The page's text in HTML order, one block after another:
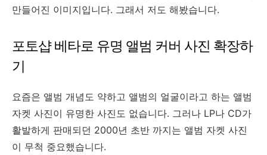
만들어진 이미지입니다. 그래서 저도 해봤습니다.
포토샵 베타로 유명 앨범 커버 사진 확장하
기
요즘은 앨범 개념도 약하고 앨범의 얼굴이라고 하는 앨범
자켓 사진이 유명한 사진도 없습니다. 그러나 LP나 CD가
활발하게 판매되던 2000년 초반 까지는 앨범 자켓 사진
이 무척 중요했습니다.